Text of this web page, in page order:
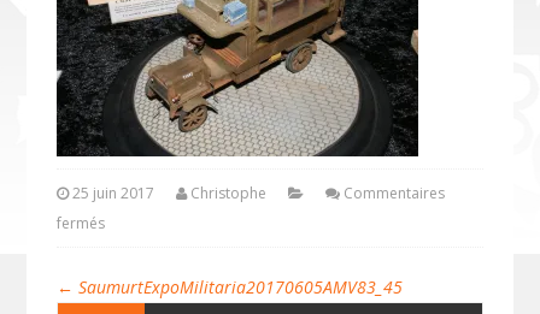
25 juin 2017 Christophe
Commentaires
fermés
← SaumurtExpoMilitaria20170605AMV83_45